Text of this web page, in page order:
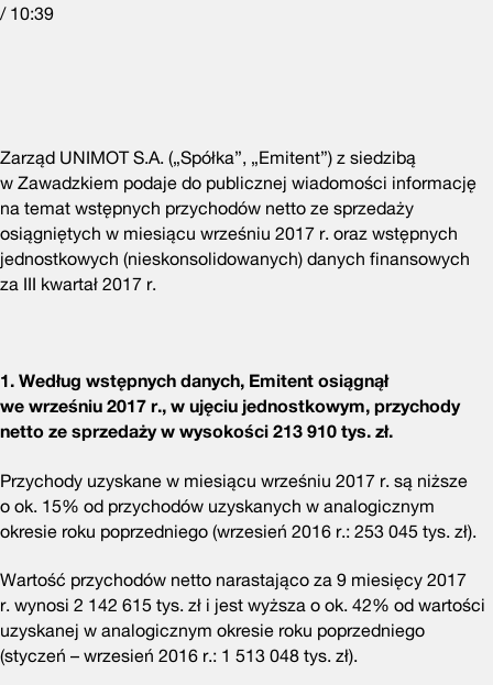
/ 10:39
Zarząd UNIMOT S.A. („Spółka”, „Emitent”) z siedzibą
w Zawadzkiem podaje do publicznej wiadomości informację
na temat wstępnych przychodów netto ze sprzedaży
osiągniętych w miesiącu wrześniu 2017 r. oraz wstępnych
jednostkowych (nieskonsolidowanych) danych finansowych
za III kwartał 2017 r.
1. Według wstępnych danych, Emitent osiągnął
we wrześniu 2017 r., w ujęciu jednostkowym, przychody
netto ze sprzedaży w wysokości 213 910 tys. zł.
Przychody uzyskane w miesiącu wrześniu 2017 r. są niższe
o ok. 15% od przychodów uzyskanych w analogicznym
okresie roku poprzedniego (wrzesień 2016 r.: 253 045 tys. zł).
Wartość przychodów netto narastająco za 9 miesięcy 2017
r. wynosi 2 142 615 tys. zł i jest wyższa o ok. 42% od wartości
uzyskanej w analogicznym okresie roku poprzedniego
(styczeń – wrzesień 2016 r.: 1 513 048 tys. zł).